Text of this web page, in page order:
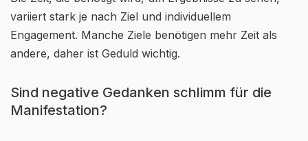
variiert stark je nach Ziel und individuellem
Engagement. Manche Ziele benötigen mehr Zeit als
andere, daher ist Geduld wichtig.
Sind negative Gedanken schlimm für die
Manifestation?